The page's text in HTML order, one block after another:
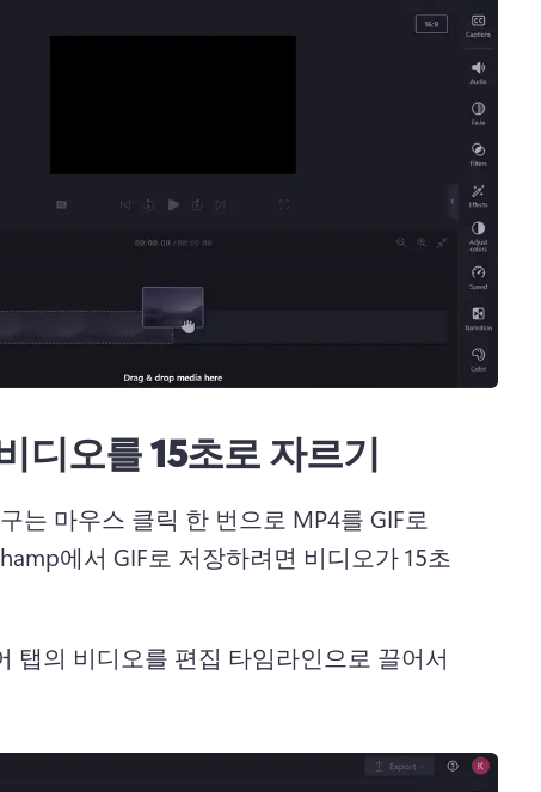
디오를 15초로 자르기
는 마우스 클릭 한 번으로 MP4를 GIF로
에서 GIF로 저장하려면 비디오가 15초
탭의 비디오를 편집 타임라인으로 끌어서